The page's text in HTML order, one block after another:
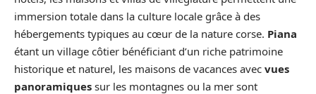
immersion totale dans la culture locale grâce à des
hébergements typiques au cœur de la nature corse. Piana
étant un village côtier bénéficiant d’un riche patrimoine
historique et naturel, les maisons de vacances avec vues
panoramiques sur les montagnes ou la mer sont